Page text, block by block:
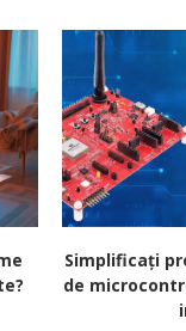
Simplificați
de